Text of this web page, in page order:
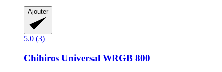
Ajouter
5.0 (3)
Chihiros Universal WRGB 800